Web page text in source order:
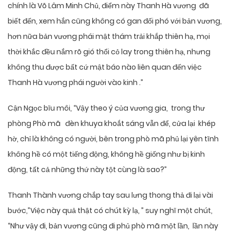
chính là Võ Lâm Minh Chủ, điểm này Thanh Hà vương đã
biết đến, xem hắn cũng không có gan đối phó với bản vương,
hơn nữa bản vương phái mật thám trải khắp thiên hạ, mọi
thời khắc đều nắm rõ gió thổi cỏ lay trong thiên hạ, nhưng
không thu được bất cứ mật báo nào liên quan đến việc
Thanh Hà vương phái người vào kinh .”
Cận Ngọc bĩu môi, “Vậy theo ý của vương gia, trong thư
phòng Phò mã đèn khuya khoắt sáng vẫn để, cửa lại khép
hờ, chỉ là không có người, bên trong phò mã phủ lại yên tĩnh
không hề có một tiếng động, không hề giống như bị kinh
động, tất cả những thứ này tột cùng là sao?”
Thanh Thành vương chắp tay sau lưng thong thả đi lại vài
bước,”Việc này quả thật có chút kỳ lạ, ” suy nghĩ một chút,
“Như vậy đi, bản vương cũng đi phủ phò mã một lần, lần này